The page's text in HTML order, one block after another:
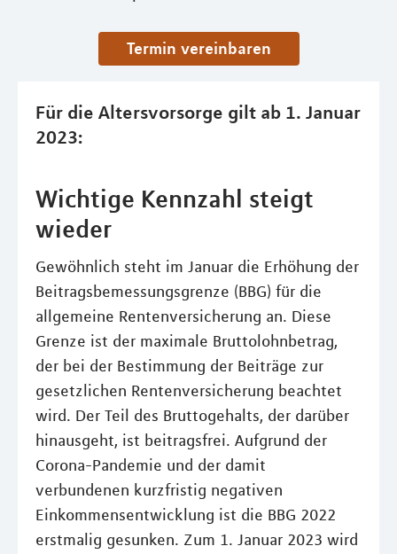
Termin vereinbaren
Für die Altersvorsorge gilt ab 1. Januar
2023:
Wichtige Kennzahl steigt
wieder
Gewöhnlich steht im Januar die Erhöhung der
Beitragsbemessungsgrenze (BBG) für die
allgemeine Rentenversicherung an. Diese
Grenze ist der maximale Bruttolohnbetrag,
der bei der Bestimmung der Beiträge zur
gesetzlichen Rentenversicherung beachtet
wird. Der Teil des Bruttogehalts, der darüber
hinausgeht, ist beitragsfrei. Aufgrund der
Corona-Pandemie und der damit
verbundenen kurzfristig negativen
Einkommensentwicklung ist die BBG 2022
erstmalig gesunken. Zum 1. Januar 2023 wird